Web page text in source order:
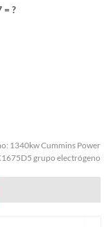
= ?
1340kw Cummins Power
grupo electrógeno